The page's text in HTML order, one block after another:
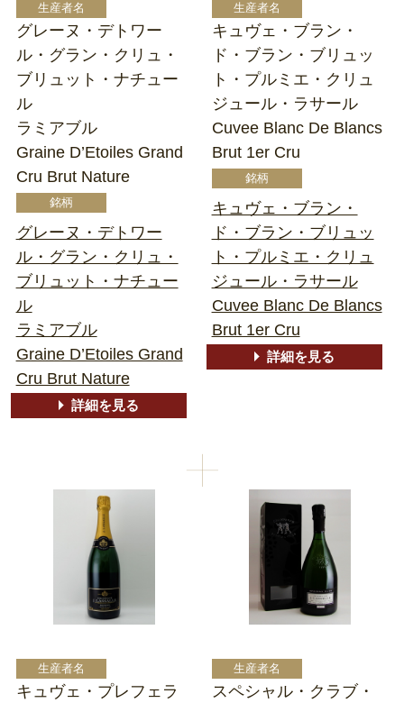
グレーヌ・デトワー
ル・グラン・クリュ・
ブリュット・ナチュー
ル
ラミアブル
Graine D’Etoiles Grand
Cru Brut Nature
グレーヌ・デトワー
ル・グラン・クリュ・
ブリュット・ナチュー
ル
ラミアブル
Graine D’Etoiles Grand
Cru Brut Nature
詳細を見る
キュヴェ・ブラン・
ド・ブラン・ブリュッ
ト・プルミエ・クリュ
ジュール・ラサール
Cuvee Blanc De Blancs
Brut 1er Cru
キュヴェ・ブラン・
ド・ブラン・ブリュッ
ト・プルミエ・クリュ
ジュール・ラサール
Cuvee Blanc De Blancs
Brut 1er Cru
詳細を見る
キュヴェ・プレフェラ
スペシャル・クラブ・